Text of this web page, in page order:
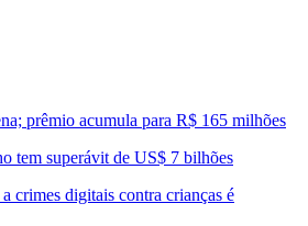
prêmio acumula para R$ 165 milhões
tem superávit de US$ 7 bilhões
crimes digitais contra crianças é